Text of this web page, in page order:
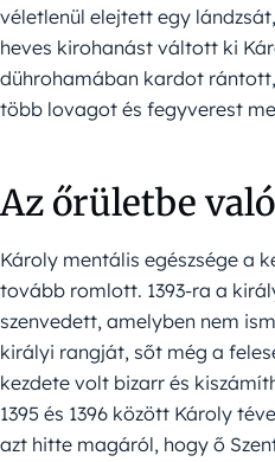
véletlenül elejtett egy
heves kirohanást váltott ki
dührohamában kardot
több lovagot és fegyverest
Az őrületbe
Károly mentális egészsége a
tovább romlott. 1393-ra a
szenvedett, amelyben nem
királyi rangját, sőt még a
kezdete volt bizarr és
1395 és 1396 között Károly
azt hitte magáról, hogy ő